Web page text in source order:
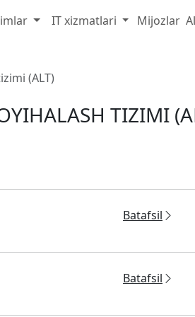
IT xizmatlari Mijozlar
(ALT)
TIZIMI
Batafsil
Batafsil